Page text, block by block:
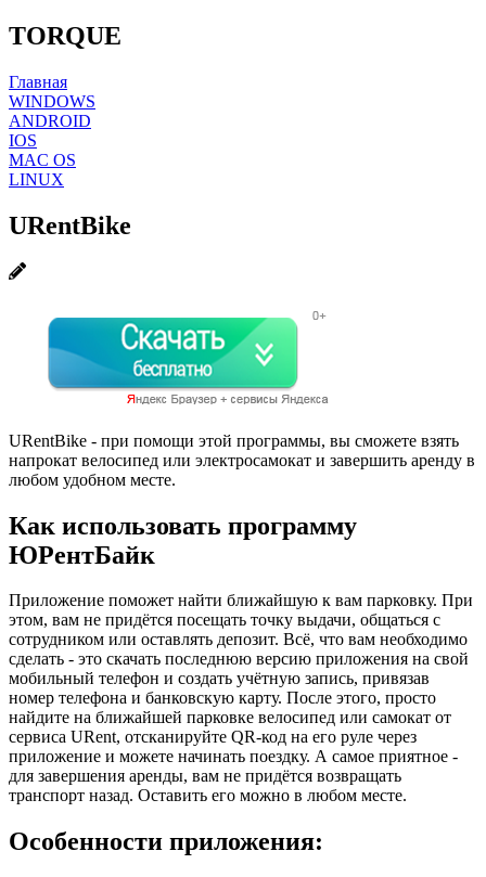
TORQUE
Главная
WINDOWS
ANDROID
IOS
MAC OS
LINUX
URentBike
URentBike - при помощи этой программы, вы сможете взять
напрокат велосипед или электросамокат и завершить аренду в
любом удобном месте.
Как использовать программу
ЮРентБайк
Приложение поможет найти ближайшую к вам парковку. При
этом, вам не придётся посещать точку выдачи, общаться с
сотрудником или оставлять депозит. Всё, что вам необходимо
сделать - это скачать последнюю версию приложения на свой
мобильный телефон и создать учётную запись, привязав
номер телефона и банковскую карту. После этого, просто
найдите на ближайшей парковке велосипед или самокат от
сервиса URent, отсканируйте QR-код на его руле через
приложение и можете начинать поездку. А самое приятное -
для завершения аренды, вам не придётся возвращать
транспорт назад. Оставить его можно в любом месте.
Особенности приложения: